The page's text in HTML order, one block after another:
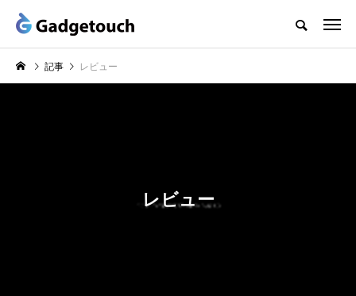
記事 レビュー
レビュー